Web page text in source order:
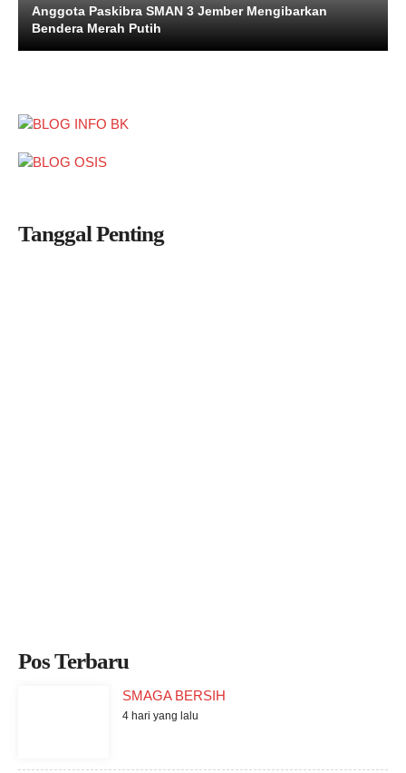
Anggota Paskibra SMAN 3 Jember Mengibarkan
Bendera Merah Putih
Tanggal Penting
Pos Terbaru
SMAGA BERSIH
4 hari yang lalu